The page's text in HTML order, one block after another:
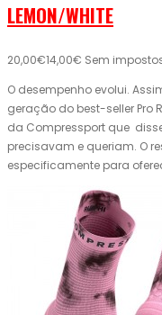
LEMON/WHITE
20,00€14,00€ Sem
O desempenho evolui.
geração do best-seller Pro
da Compressport que
precisavam e queriam. O
especificamente para